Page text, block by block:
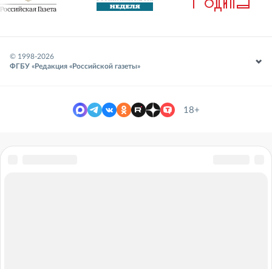
© 1998-2026
ФГБУ «Редакция «Российской газеты»
18+